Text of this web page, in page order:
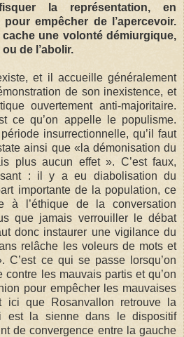
la représentation, en
empêcher de l’apercevoir.
une volonté démiurgique,
de l’abolir.
et il accueille généralement
de son inexistence, et
ouvertement anti-majoritaire.
ce qu’on appelle le populisme.
insurrectionnelle, qu’il faut
ainsi que «la démonisation du
plus aucun effet ». C’est faux,
: il y a eu diabolisation du
importante de la population, ce
à l’éthique de la conversation
que jamais verrouiller le débat
donc instaurer une vigilance du
relâche les voleurs de mots et
C’est ce qui se passe lorsqu’on
les mauvais partis et qu’on
pour empêcher les mauvaises
ici que Rosanvallon retrouve la
est la sienne dans le dispositif
de convergence entre la gauche